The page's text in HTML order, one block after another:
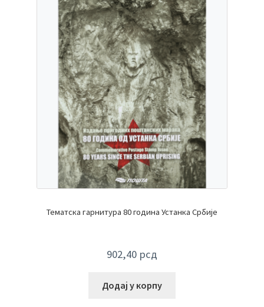
Тематска гарнитура 80 година Устанка Србије
902,40 рсд
Додај у корпу